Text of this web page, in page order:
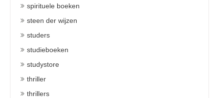
spirituele boeken
steen der wijzen
studers
studieboeken
studystore
thriller
thrillers